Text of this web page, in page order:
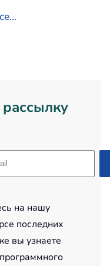
на нашу
последних
вы узнаете